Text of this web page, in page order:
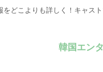
どこよりも詳しく！キャス
韓国エン